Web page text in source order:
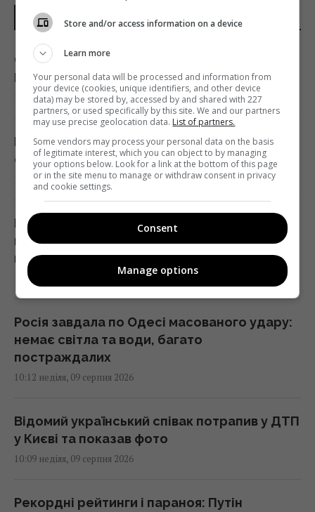
НОВИНИ УКРАЇНИ І СВІТУ
Фінляндія не передаватиме Україні ракети
Patriot: названо причину
10:49 неділя, 09 серпня 2026
В Україні стався землетрус: яку область
сколихнуло
10:28 неділя, 09 серпня 2026
Росія готує масштабні удари по Києву
напередодні 24 серпня: в ISW розкрили цілі
ворога
10:21 неділя, 09 серпня 2026
Росія завдала по Одесі масованого удару:
немає світла та води, багато
постраждалих
10:12 неділя, 09 серпня 2026
Відомий український співак потрапив у ДТП
у Києві та показав фото
10:09 неділя, 09 серпня 2026
Рекордні рейтинги і параноя: Путін
Store and/or access information on a device
Learn more
Your personal data will be processed and information from
your device (cookies, unique identifiers, and other device
data) may be stored by, accessed by and shared with 227
partners, or used specifically by this site. We and our partners
may use precise geolocation data. List of partners.
Some vendors may process your personal data on the basis
of legitimate interest, which you can object to by managing
your options below. Look for a link at the bottom of this page
or in the site menu to manage or withdraw consent in privacy
and cookie settings.
Consent
Manage options